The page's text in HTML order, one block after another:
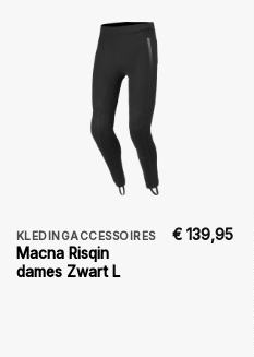
KLEDINGACCESSOIRES
Macna Risqin
dames Zwart L
€ 139,95